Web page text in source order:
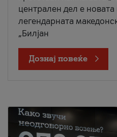
централен дел е новата
легендарната
„Билјан
Дознај повеќе